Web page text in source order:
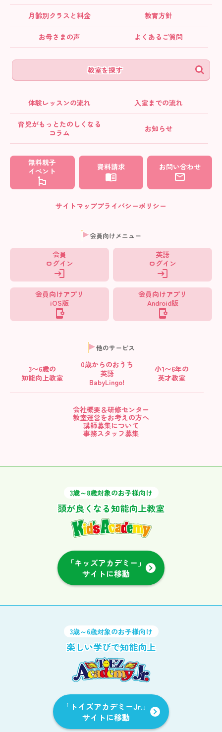
月齢別クラス と料金 教育方針
お母さまの声 よくあるご質問
教室を探す
体験レッスンの流れ 入室までの流れ
育児がもっとたのしくなる
コラム
お知らせ
無料親子
イベント
資料請求 お問い合わせ
サイトマッププライバシーポリシー
会員向けメニュー
会員
ログイン
英語
ログイン
会員向けアプリ
iOS版
会員向けアプリ
Android版
他のサービス
3〜6歳の
知能向上教室
0歳からのおうち
英語
BabyLingo!
小1〜6年の
英才教室
会社概要＆研修センター
教室運営をお考えの方へ
講師募集について
事務スタッフ募集
3歳～8歳対象のお子様向け
頭が良くなる知能向上教室
「キッズアカデミー」
サイトに移動
3歳～6歳対象のお子様向け
楽しい学びで知能向上
「トイズアカデミーJr.」
サイトに移動